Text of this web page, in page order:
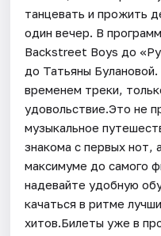
танцевать и прожить
один вечер. В
Backstreet Boys до
до Татьяны
временем треки,
удовольствие.Это не
музыкальное
знакома с первых нот,
максимуме до самого
надевайте удобную
качаться в ритме
хитов.Билеты уже в